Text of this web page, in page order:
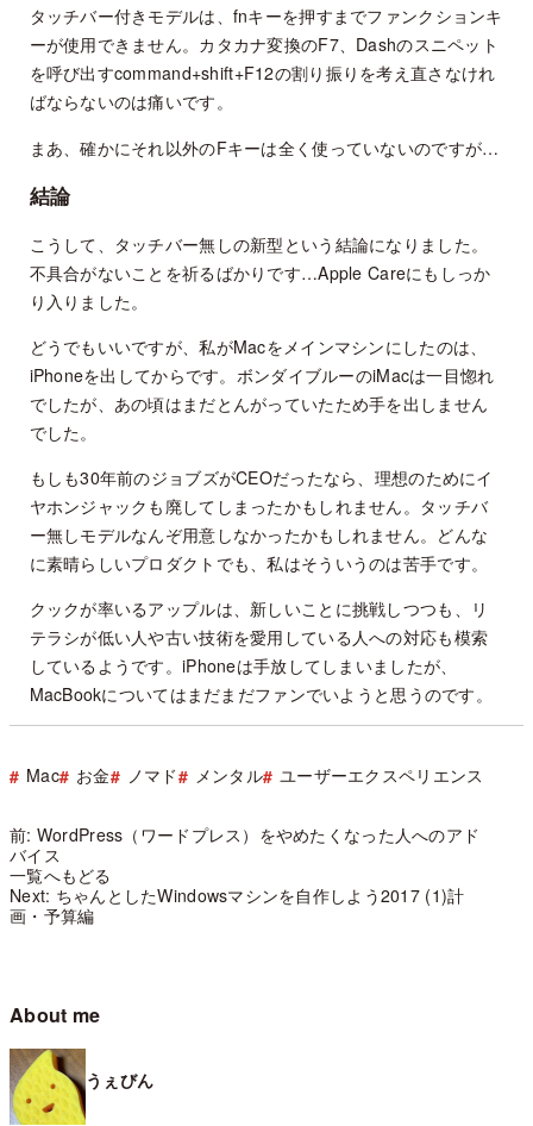
タッチバー付きモデルは、fnキーを押すまでファンクションキ
ーが使用できません。カタカナ変換のF7、Dashのスニペット
を呼び出すcommand+shift+F12の割り振りを考え直さなけれ
ばならないのは痛いです。
まあ、確かにそれ以外のFキーは全く使っていないのですが…
結論
こうして、タッチバー無しの新型という結論になりました。
不具合がないことを祈るばかりです…Apple Careにもしっか
り入りました。
どうでもいいですが、私がMacをメインマシンにしたのは、
iPhoneを出してからです。ボンダイブルーのiMacは一目惚れ
でしたが、あの頃はまだとんがっていたため手を出しません
でした。
もしも30年前のジョブズがCEOだったなら、理想のためにイ
ヤホンジャックも廃してしまったかもしれません。タッチバ
ー無しモデルなんぞ用意しなかったかもしれません。どんな
に素晴らしいプロダクトでも、私はそういうのは苦手です。
クックが率いるアップルは、新しいことに挑戦しつつも、リ
テラシが低い人や古い技術を愛用している人への対応も模索
しているようです。iPhoneは手放してしまいましたが、
MacBookについてはまだまだファンでいようと思うのです。
Mac お金 ノマド メンタル ユーザーエクスペリエンス
前: WordPress（ワードプレス）をやめたくなった人へのアド
バイス
一覧へもどる
Next: ちゃんとしたWindowsマシンを自作しよう2017 (1)計
画・予算編
About me
うぇびん